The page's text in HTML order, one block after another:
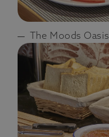
The Moods Oasis